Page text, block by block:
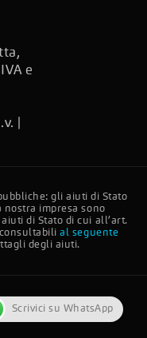
e
|
gli aiuti di Stato
impresa sono
di Stato di cui all’art.
consultabilial seguente
degli aiuti.
Policy
Scrivici su WhatsApp